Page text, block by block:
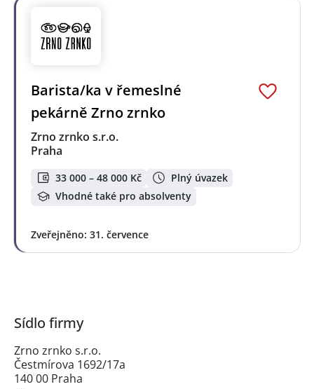
Barista/ka v řemeslné
pekárně Zrno zrnko
Zrno zrnko s.r.o.
Praha
33 000 – 48 000 Kč
Plný úvazek
Vhodné také pro absolventy
Zveřejněno: 31. července
Sídlo firmy
Zrno zrnko s.r.o.
Čestmírova 1692/17a
140 00 Praha